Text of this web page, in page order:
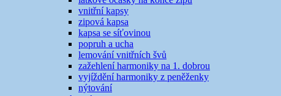
vnitřní kapsy
zipová kapsa
kapsa se síťovinou
popruh a ucha
lemování vnitřních švů
zažehlení harmoniky na 1. dobrou
vyjíždění harmoniky z peněženky
nýtování